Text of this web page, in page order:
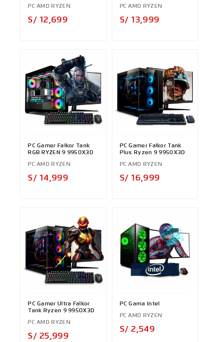
PC AMD RYZEN
S/ 12,699
PC AMD RYZEN
S/ 13,999
PC Gamer Falkor Tank
RGB RYZEN 9 9950X3D
PC AMD RYZEN
S/ 14,999
PC Gamer Falkor Tank
Plus Ryzen 9 9950X3D
PC AMD RYZEN
S/ 16,999
PC Gamer Ultra Falkor
Tank Ryzen 9 9950X3D
PC AMD RYZEN
S/ 25,999
PC Gama Intel
PC AMD RYZEN
S/ 2,549